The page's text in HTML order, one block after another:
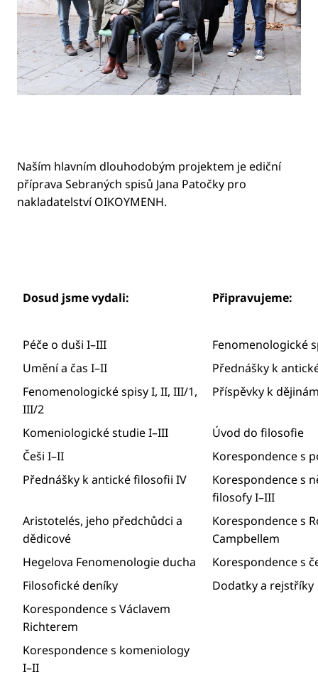
Naším hlavním dlouhodobým projektem je ediční
příprava Sebraných spisů Jana Patočky pro
nakladatelství OIKOYMENH.
Dosud jsme vydali: Připravujeme:
Péče o duši I–III
Fenomenologické
Umění a čas I–II
Přednášky k
Fenomenologické spisy I, II, III/1,
III/2
Příspěvky k
Komeniologické studie I–III
Úvod do filosofie
Češi I–II
Korespondence s
Přednášky k antické filosofii IV
Korespondence s
filosofy I–III
Aristotelés, jeho předchůdci a
dědicové
Korespondence s
Campbellem
Hegelova Fenomenologie ducha
Korespondence s
Filosofické deníky
Dodatky a rejstříky
Korespondence s Václavem
Richterem
Korespondence s komeniology
I–II